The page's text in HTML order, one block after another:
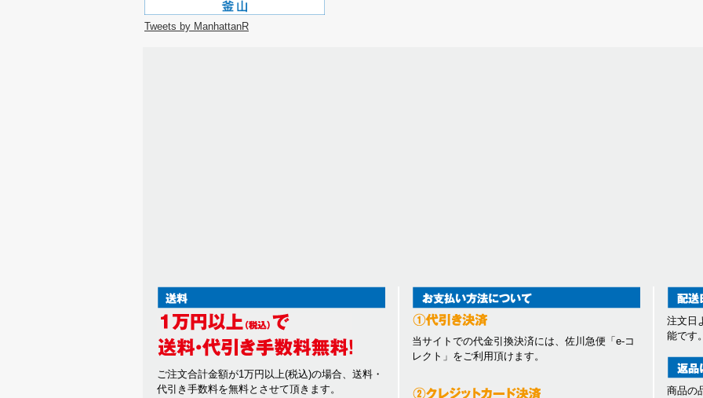
Tweets by ManhattanR
ご注文合計金額が1万円以上(税込)の場合、送料・
代引き手数料を無料とさせて頂きます。
当サイトでの代金引換決済には、佐川急便「e-コ
レクト」をご利用頂けます。
注文日
能です
商品の